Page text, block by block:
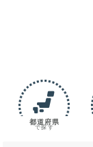
都道府県
で探す